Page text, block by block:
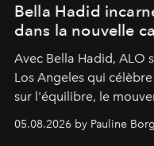
Bella Hadid
dans la nouvelle
Avec Bella Hadid, ALO
Los Angeles qui
sur l'équilibre, le
05.08.2026 by Pauline